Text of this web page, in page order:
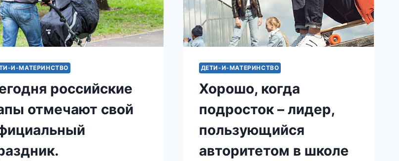
И-МАТЕРИНСТВО
российские
отмечают свой
ДЕТИ-И-МАТЕРИНСТВО
Хорошо, когда
подросток – лидер,
пользующийся
авторитетом в школе